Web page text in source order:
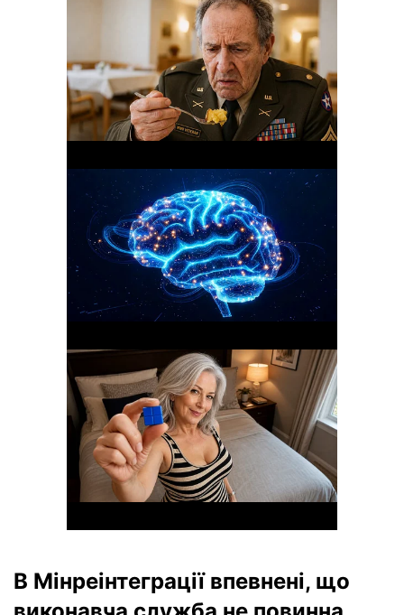
В Мінреінтеграції впевнені, що